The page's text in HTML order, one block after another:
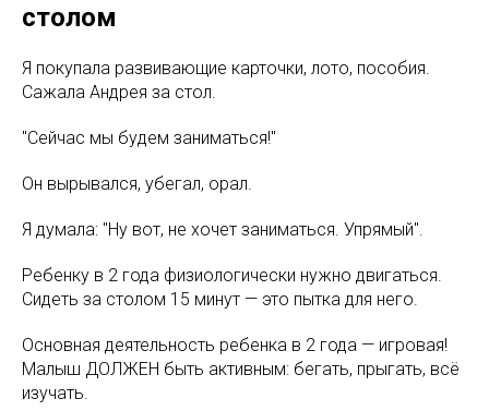
столом
Я покупала развивающие карточки, лото, пособия.
Сажала Андрея за стол.
"Сейчас мы будем заниматься!"
Он вырывался, убегал, орал.
Я думала: "Ну вот, не хочет заниматься. Упрямый".
Ребенку в 2 года физиологически нужно двигаться.
Сидеть за столом 15 минут — это пытка для него.
Основная деятельность ребенка в 2 года — игровая!
Малыш ДОЛЖЕН быть активным: бегать, прыгать, всё
изучать.